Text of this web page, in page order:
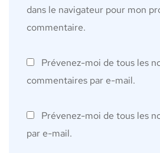
dans le navigateur pour mon
commentaire.
Prévenez-moi de tous les
commentaires par e-mail.
Prévenez-moi de tous les
par e-mail.